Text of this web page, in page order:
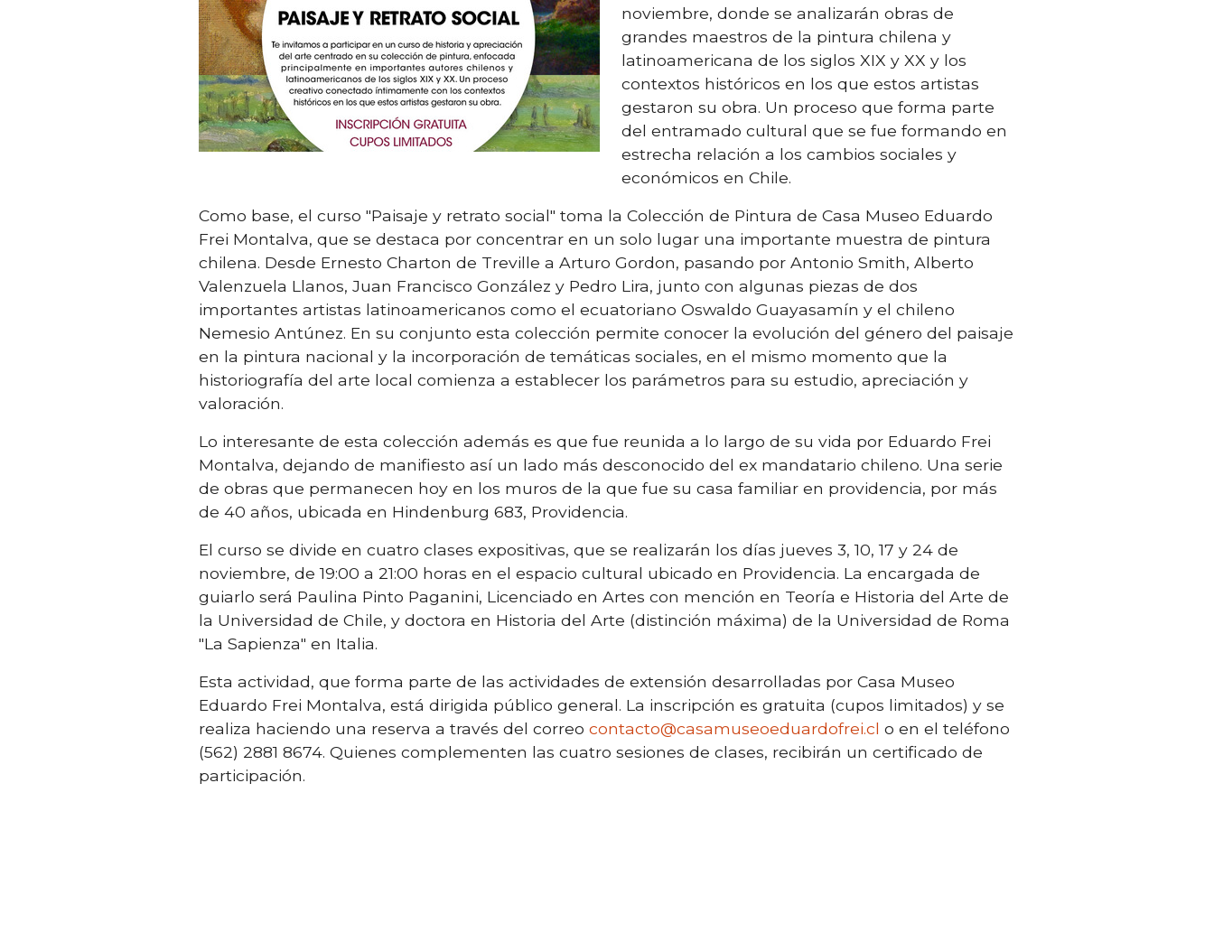
noviembre, donde se analizarán obras de
grandes maestros de la pintura chilena y
latinoamericana de los siglos XIX y XX y los
contextos históricos en los que estos artistas
gestaron su obra. Un proceso que forma parte
del entramado cultural que se fue formando en
estrecha relación a los cambios sociales y
económicos en Chile.
Como base, el curso "Paisaje y retrato social" toma la Colección de Pintura de Casa Museo Eduardo
Frei Montalva, que se destaca por concentrar en un solo lugar una importante muestra de pintura
chilena. Desde Ernesto Charton de Treville a Arturo Gordon, pasando por Antonio Smith, Alberto
Valenzuela Llanos, Juan Francisco González y Pedro Lira, junto con algunas piezas de dos
importantes artistas latinoamericanos como el ecuatoriano Oswaldo Guayasamín y el chileno
Nemesio Antúnez. En su conjunto esta colección permite conocer la evolución del género del paisaje
en la pintura nacional y la incorporación de temáticas sociales, en el mismo momento que la
historiografía del arte local comienza a establecer los parámetros para su estudio, apreciación y
valoración.
Lo interesante de esta colección además es que fue reunida a lo largo de su vida por Eduardo Frei
Montalva, dejando de manifiesto así un lado más desconocido del ex mandatario chileno. Una serie
de obras que permanecen hoy en los muros de la que fue su casa familiar en providencia, por más
de 40 años, ubicada en Hindenburg 683, Providencia.
El curso se divide en cuatro clases expositivas, que se realizarán los días jueves 3, 10, 17 y 24 de
noviembre, de 19:00 a 21:00 horas en el espacio cultural ubicado en Providencia. La encargada de
guiarlo será Paulina Pinto Paganini, Licenciado en Artes con mención en Teoría e Historia del Arte de
la Universidad de Chile, y doctora en Historia del Arte (distinción máxima) de la Universidad de Roma
"La Sapienza" en Italia.
Esta actividad, que forma parte de las actividades de extensión desarrolladas por Casa Museo
Eduardo Frei Montalva, está dirigida público general. La inscripción es gratuita (cupos limitados) y se
realiza haciendo una reserva a través del correocontacto@casamuseoeduardofrei.cl o en el teléfono
(562) 2881 8674. Quienes complementen las cuatro sesiones de clases, recibirán un certificado de
participación.